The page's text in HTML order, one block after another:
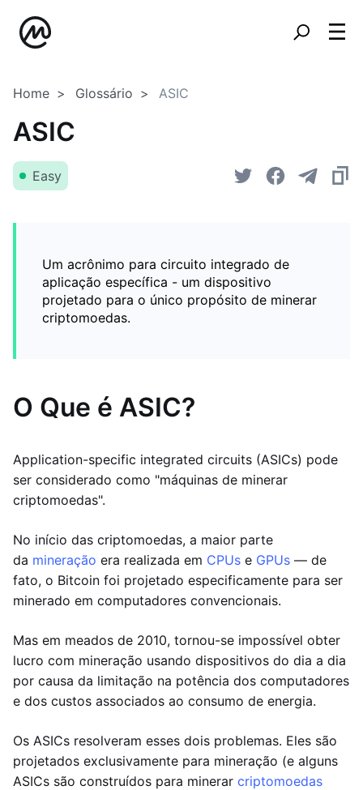
Home Glossário ASIC
ASIC
Easy
Um acrônimo para circuito integrado de
aplicação específica - um dispositivo
projetado para o único propósito de minerar
criptomoedas.
O Que é ASIC?
Application-specific integrated circuits (ASICs) pode
ser considerado como "máquinas de minerar
criptomoedas".
No início das criptomoedas, a maior parte
da mineração era realizada em CPUs e GPUs — de
fato, o Bitcoin foi projetado especificamente para ser
minerado em computadores convencionais.
Mas em meados de 2010, tornou-se impossível obter
lucro com mineração usando dispositivos do dia a dia
por causa da limitação na potência dos computadores
e dos custos associados ao consumo de energia.
Os ASICs resolveram esses dois problemas. Eles são
projetados exclusivamente para mineração (e alguns
ASICs são construídos para minerar criptomoedas